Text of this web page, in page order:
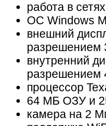
работа в
ОС Windows
внешний
разрешением
внутренний
разрешением
процессор
64 МБ ОЗУ и
камера на 2